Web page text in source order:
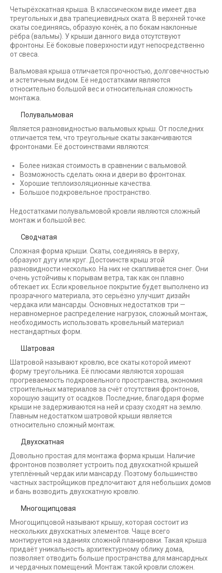
Четырёхскатная крыша. В классическом виде имеет два
треугольных и два трапециевидных ската. В верхней точке
скаты соединяясь, образую конёк, а по бокам наклонные
рёбра (вальмы). У крыши данного вида отсутствуют
фронтоны. Её боковые поверхности идут непосредственно
от свеса.
Вальмовая крыша отличается прочностью, долговечностью
и эстетичным видом. Её недостатками являются
относительно большой вес и относительная сложность
монтажа.
Полувальмовая
Является разновидностью вальмовых крыш. От последних
отличается тем, что треугольные скаты заканчиваются
фронтонами. Её достоинствами являются:
Более низкая стоимость в сравнении с вальмовой.
Возможность сделать окна и двери во фронтонах.
Хорошие теплоизоляционные качества.
Большое подкровельное пространство.
Недостатками полувальмовой кровли являются сложный
монтаж и большой вес.
Сводчатая
Сложная форма крыши. Скаты, соединяясь в верху,
образуют дугу или круг. Достоинств крыш этой
разновидности несколько. На них не скапливается снег. Они
очень устойчивы к порывам ветра, так как он плавно
обтекает их. Если кровельное покрытие будет выполнено из
прозрачного материала, это серьёзно улучшит дизайн
чердака или мансарды. Основных недостатков три —
неравномерное распределение нагрузок, сложный монтаж,
необходимость использовать кровельный материал
нестандартных форм.
Шатровая
Шатровой называют кровлю, все скаты которой имеют
форму треугольника. Её плюсами являются хорошая
прогреваемость подкровельного пространства, экономия
строительных материалов за счёт отсутствия фронтонов,
хорошую защиту от осадков. Последние, благодаря форме
крыши не задерживаются на ней и сразу сходят на землю.
Главным недостатком шатровой крыши является
относительно сложный монтаж.
Двухскатная
Довольно простая для монтажа форма крыши. Наличие
фронтонов позволяет устроить под двухскатной крышей
утеплённый чердак или мансарду. Поэтому большинство
частных застройщиков предпочитают для небольших домов
и бань возводить двухскатную кровлю.
Многощипцовая
Многощипцовой называют крышу, которая состоит из
нескольких двухскатных элементов. Чаще всего
монтируется на зданиях сложной планировки. Такая крыша
придаёт уникальность архитектурному облику дома,
позволяет отводить больше пространства для мансардных
и чердачных помещений. Монтаж такой кровли сложен.